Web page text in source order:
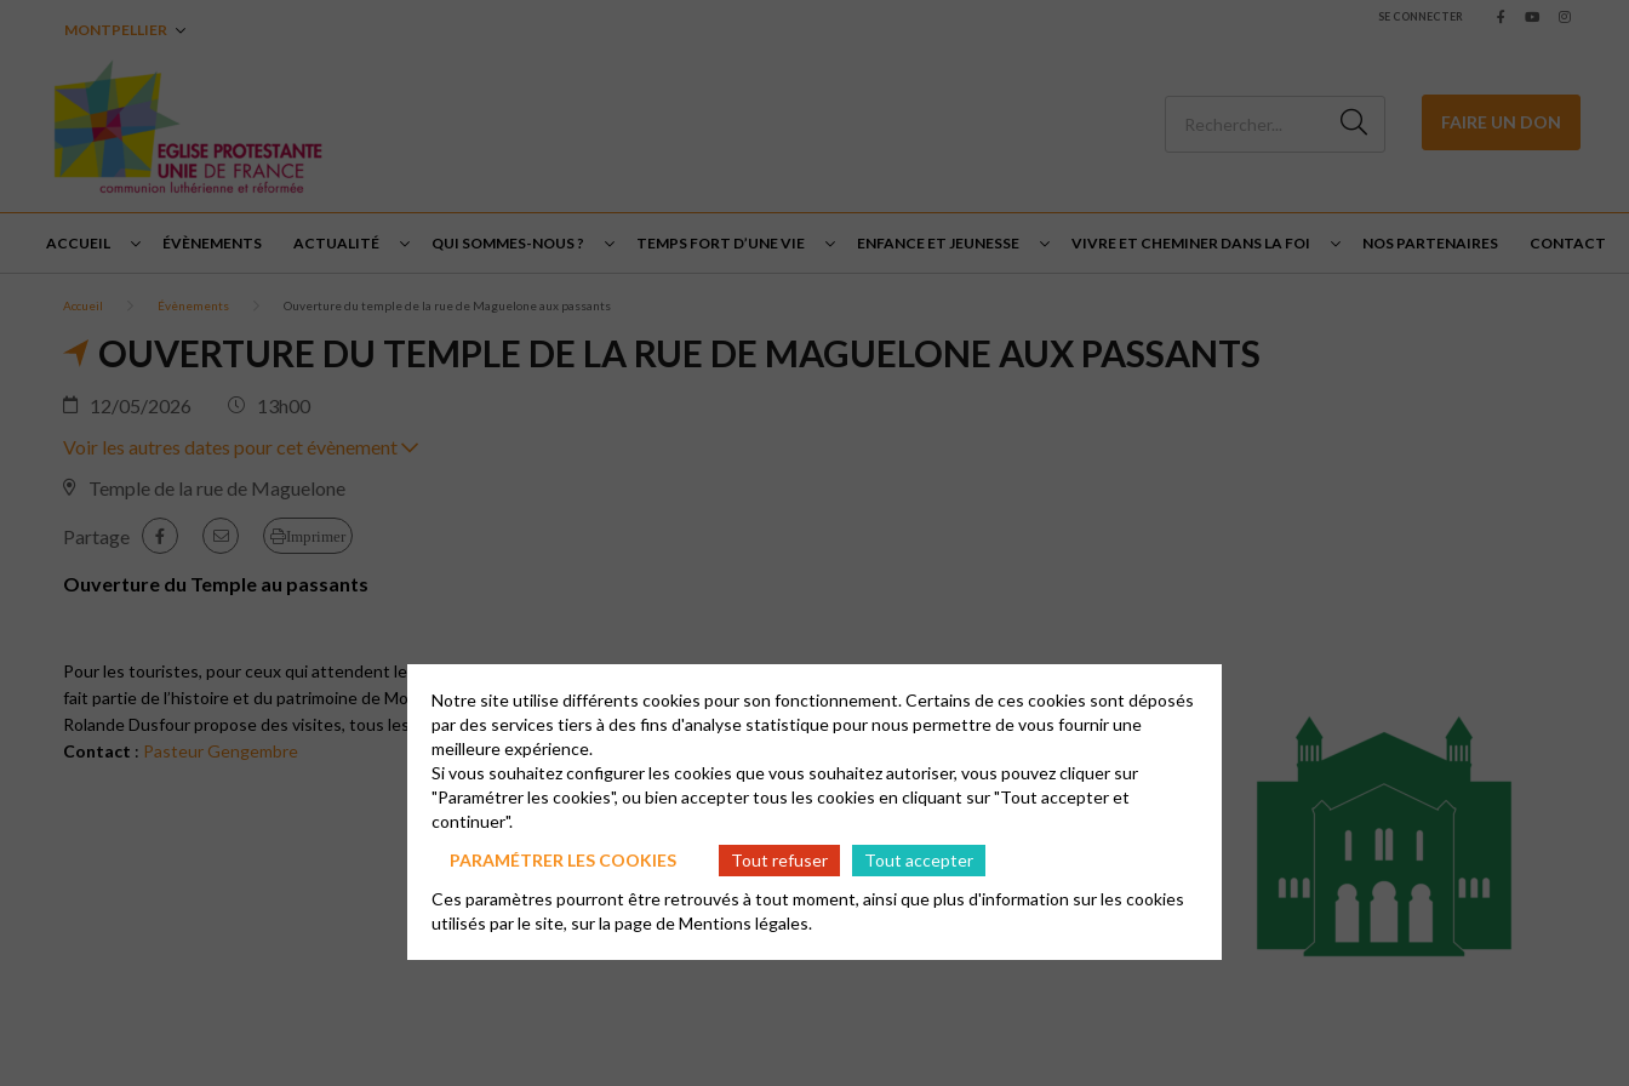
MONTPELLIER
SE CONNECTER
FAIRE UN DON
ACCUEIL ÉVÈNEMENTS ACTUALITÉ QUI SOMMES-NOUS ? TEMPS FORT D’UNE VIE ENFANCE ET JEUNESSE VIVRE ET CHEMINER DANS LA FOI NOS PARTENAIRES CONTACT
Accueil Évènements Ouverture du temple de la rue de Maguelone aux passants
OUVERTURE DU TEMPLE DE LA RUE DE MAGUELONE AUX PASSANTS
12/05/2026
13h00
Voir les autres dates pour cet évènement
Temple de la rue de Maguelone
Partage Imprimer
Ouverture du Temple au passants
Pour les touristes, pour ceux qui attendent le train, pour ceux qui passent tout simplement et ont la curiosité de découvrir ce bâtiment, ce lieux qui
fait partie de l’histoire et du patrimoine de Montpellier.
Rolande Dusfour propose des visites, tous les mardis de 12h00 à 14h00.
Contact : Pasteur Gengembre
Notre site utilise différents cookies pour son fonctionnement. Certains de ces cookies sont déposés
par des services tiers à des fins d'analyse statistique pour nous permettre de vous fournir une
meilleure expérience.
Si vous souhaitez configurer les cookies que vous souhaitez autoriser, vous pouvez cliquer sur
"Paramétrer les cookies", ou bien accepter tous les cookies en cliquant sur "Tout accepter et
continuer".
PARAMÉTRER LES COOKIES
Tout refuser
Tout accepter
Ces paramètres pourront être retrouvés à tout moment, ainsi que plus d'information sur les cookies
utilisés par le site, sur la page deMentions légales.